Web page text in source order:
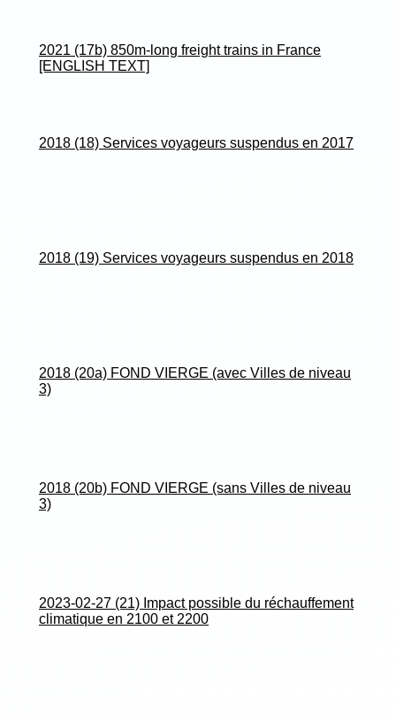
2021 (17b) 850m-long freight trains in France
[ENGLISH TEXT]
2018 (18) Services voyageurs suspendus en 2017
2018 (19) Services voyageurs suspendus en 2018
2018 (20a) FOND VIERGE (avec Villes de niveau
3)
2018 (20b) FOND VIERGE (sans Villes de niveau
3)
2023-02-27 (21) Impact possible du réchauffement
climatique en 2100 et 2200